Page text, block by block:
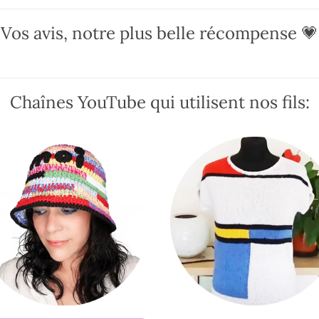
peuvent
sur
du
produit
peuvent
sur
page
du
produit
Vos avis, notre plus belle récompense 💗
Chaînes YouTube qui utilisent nos fils: